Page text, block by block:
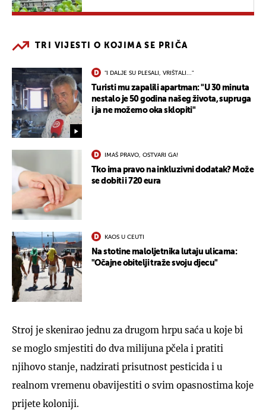
TRI VIJESTI O KOJIMA SE PRIČA
"I DALJE SU PLESALI, VRIŠTALI..."
Turisti mu zapalili apartman: "U 30 minuta
nestalo je 50 godina našeg života, supruga
i ja ne možemo oka sklopiti"
IMAŠ PRAVO, OSTVARI GA!
Tko ima pravo na inkluzivni dodatak? Može
se dobiti i 720 eura
KAOS U CEUTI
Na stotine maloljetnika lutaju ulicama:
"Očajne obitelji traže svoju djecu"
Stroj je skenirao jednu za drugom hrpu saća u koje bi
se moglo smjestiti do dva milijuna pčela i pratiti
njihovo stanje, nadzirati prisutnost pesticida i u
realnom vremenu obavijestiti o svim opasnostima koje
prijete koloniji.